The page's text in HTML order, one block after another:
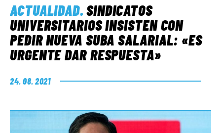
ACTUALIDAD.SINDICATOS
UNIVERSITARIOS INSISTEN CON
PEDIR NUEVA SUBA SALARIAL: «ES
URGENTE DAR RESPUESTA»
24. 08. 2021